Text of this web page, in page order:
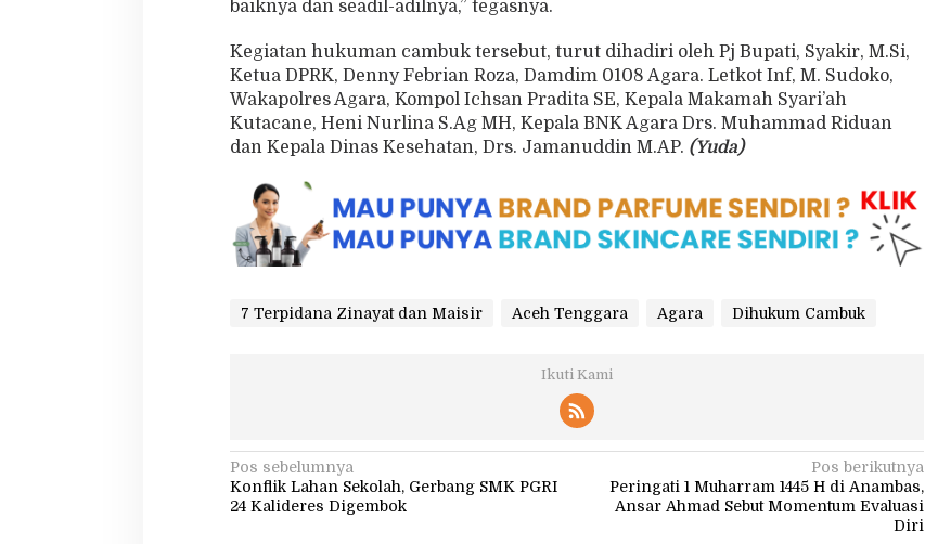
baiknya dan seadil-adilnya,” tegasnya.
Kegiatan hukuman cambuk tersebut, turut dihadiri oleh Pj Bupati, Syakir, M.Si,
Ketua DPRK, Denny Febrian Roza, Damdim 0108 Agara. Letkot Inf, M. Sudoko,
Wakapolres Agara, Kompol Ichsan Pradita SE, Kepala Makamah Syari’ah
Kutacane, Heni Nurlina S.Ag MH, Kepala BNK Agara Drs. Muhammad Riduan
dan Kepala Dinas Kesehatan, Drs. Jamanuddin M.AP. (Yuda)
7 Terpidana Zinayat dan Maisir Aceh Tenggara Agara Dihukum Cambuk
Ikuti Kami
N
a
Pos sebelumnya
Konflik Lahan Sekolah, Gerbang SMK PGRI
24 Kalideres Digembok
Pos berikutnya
Peringati 1 Muharram 1445 H di Anambas,
Ansar Ahmad Sebut Momentum Evaluasi
Diri